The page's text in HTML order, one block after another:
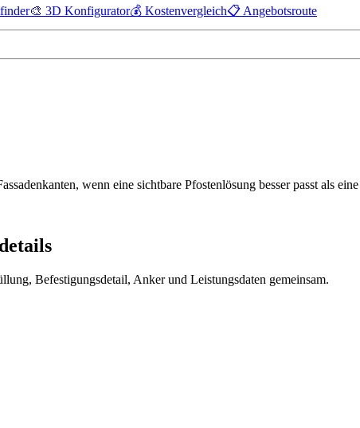
🎨 3D Konfigurator💰 Kostenvergleich📋 Angebotsroute
wenn eine sichtbare Pfostenlösung besser passt als
Befestigungsdetail, Anker und Leistungsdaten gemeinsam.